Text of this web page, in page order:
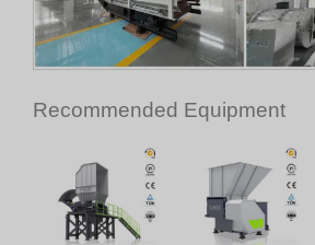
Recommended Equipment